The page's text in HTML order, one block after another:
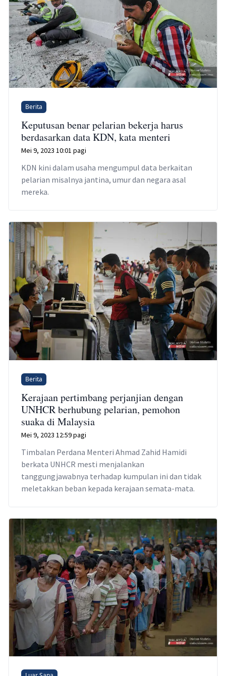
Berita
Keputusan benar pelarian bekerja harus
berdasarkan data KDN, kata menteri
Mei 9, 2023 10:01 pagi
KDN kini dalam usaha mengumpul data berkaitan
pelarian misalnya jantina, umur dan negara asal
mereka.
Berita
Kerajaan pertimbang perjanjian dengan
UNHCR berhubung pelarian, pemohon
suaka di Malaysia
Mei 9, 2023 12:59 pagi
Timbalan Perdana Menteri Ahmad Zahid Hamidi
berkata UNHCR mesti menjalankan
tanggungjawabnya terhadap kumpulan ini dan tidak
meletakkan beban kepada kerajaan semata-mata.